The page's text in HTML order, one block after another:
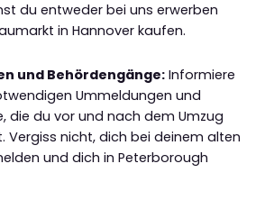
du entweder bei uns erwerben
in Hannover kaufen.
und Behördengänge: Informiere
Ummeldungen und
die du vor und nach dem Umzug
Vergiss nicht, dich bei deinem alten
und dich in Peterborough